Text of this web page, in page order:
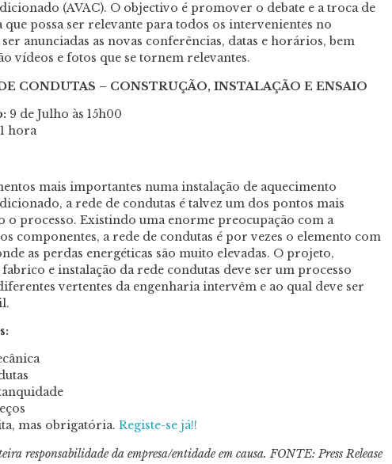
(AVAC). O objectivo é promover o debate e a troca de
possa ser relevante para todos os intervenientes no
anunciadas as novas conferências, datas e horários, bem
vídeos e fotos que se tornem relevantes.
CONDUTAS – CONSTRUÇÃO, INSTALAÇÃO E ENSAIO
9 de Julho às 15h00
1 hora
mais importantes numa instalação de aquecimento
a rede de condutas é talvez um dos pontos mais
o processo. Existindo uma enorme preocupação com a
componentes, a rede de condutas é por vezes o elemento com
as perdas energéticas são muito elevadas. O projeto,
e instalação da rede condutas deve ser um processo
vertentes da engenharia intervêm e ao qual deve ser
mas obrigatória. Registe-se já!!
responsabilidade da empresa/entidade em causa. FONTE: Press Release